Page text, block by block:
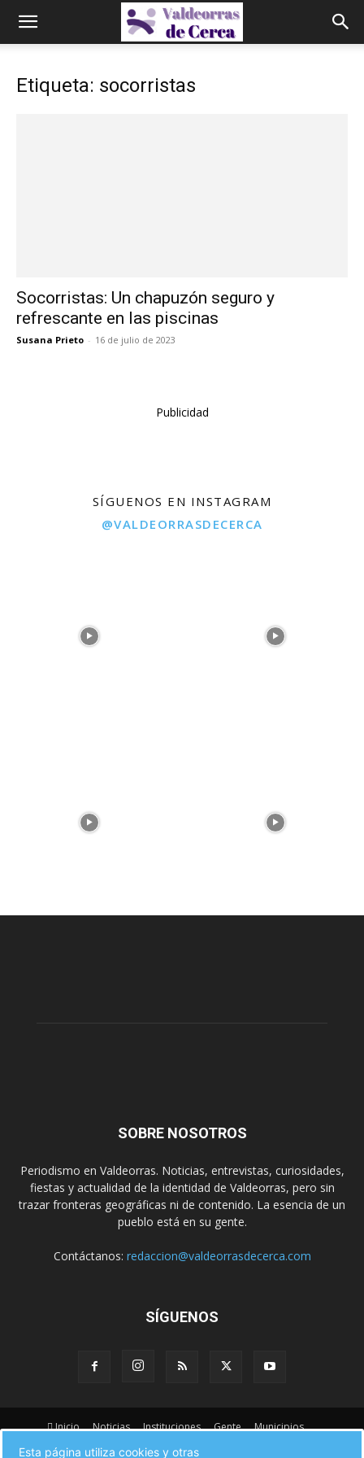
Etiqueta: socorristas
Socorristas: Un chapuzón seguro y
refrescante en las piscinas
Susana Prieto - 16 de julio de 2023
Publicidad
SÍGUENOS EN INSTAGRAM
@VALDEORRASDECERCA
SOBRE NOSOTROS
Periodismo en Valdeorras. Noticias, entrevistas, curiosidades,
fiestas y actualidad de la identidad de Valdeorras, pero sin
trazar fronteras geográficas ni de contenido. La esencia de un
pueblo está en su gente.
Contáctanos: redaccion@valdeorrasdecerca.com
SÍGUENOS
Inicio Noticias Instituciones Gente
Municipios
A pie de calle
Esta página utiliza cookies y otras